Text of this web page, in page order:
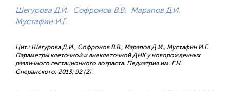
Шегурова Д.И. Софронов В.В.
Марапов Д.И.
Мустафин И.Г.
Цит.: Шегурова Д.И., Софронов В.В., Марапов Д.И., Мустафин И.Г..
Параметры клеточной и внеклеточной ДНК у новорожденных
различного гестационного возраста. Педиатрия им. Г.Н.
Сперанского. 2013; 92 (2).